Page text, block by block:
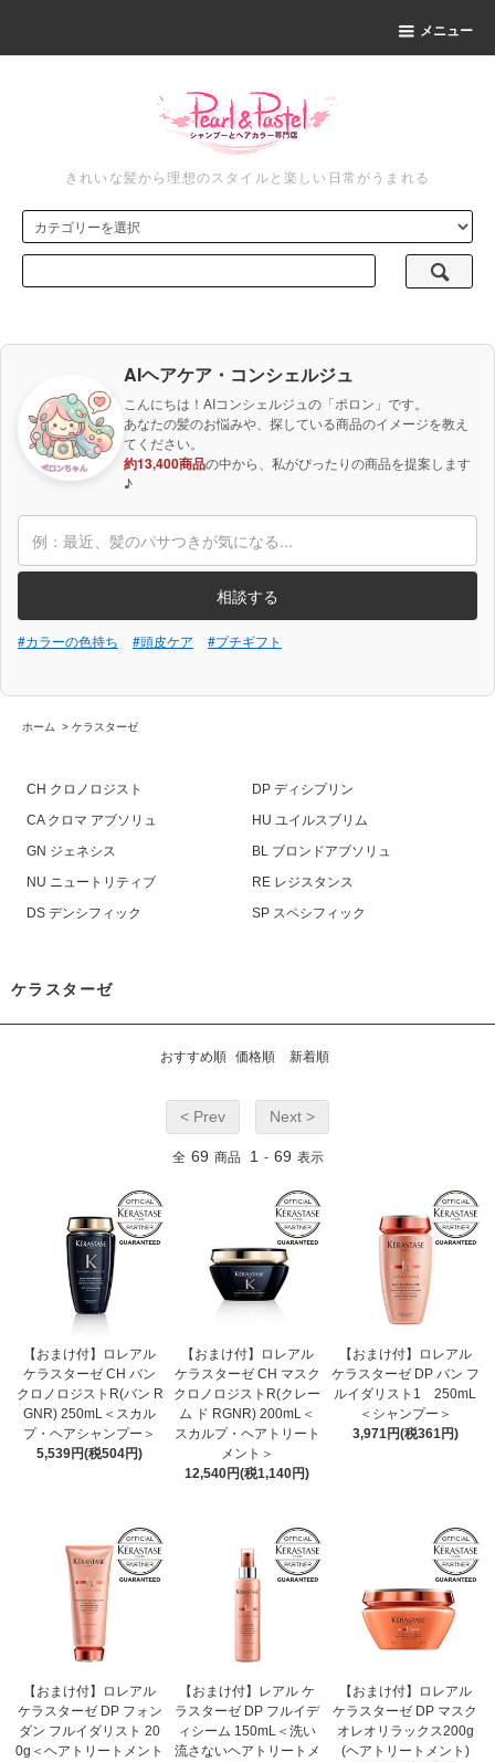
メニュー
きれいな髪から理想のスタイルと楽しい日常がうまれる
AIヘアケア・コンシェルジュ
こんにちは！AIコンシェルジュの「ポロン」です。
あなたの髪のお悩みや、探している商品のイメージを教え
てください。
約13,400商品の中から、私がぴったりの商品を提案します
♪
相談する
#カラーの色持ち #頭皮ケア #プチギフト
ホーム > ケラスターゼ
CH クロノロジスト
DP ディシプリン
CA クロマ アブソリュ
HU ユイルスブリム
GN ジェネシス
BL ブロンドアブソリュ
NU ニュートリティブ
RE レジスタンス
DS デンシフィック
SP スペシフィック
ケラスターゼ
おすすめ順 価格順 新着順
< Prev Next >
全 69 商品 1 - 69 表示
【おまけ付】ロレアル
ケラスターゼ CH バン
クロノロジストR(バン R
GNR) 250mL＜スカル
プ・ヘアシャンプー＞
5,539円(税504円)
【おまけ付】ロレアル
ケラスターゼ CH マスク
クロノロジストR(クレー
ム ド RGNR) 200mL＜
スカルプ・ヘアトリート
メント＞
12,540円(税1,140円)
【おまけ付】ロレアル
ケラスターゼ DP バン フ
ルイダリスト1 250mL
＜シャンプー＞
3,971円(税361円)
【おまけ付】ロレアル
ケラスターゼ DP フォン
ダン フルイダリスト 20
0g＜ヘアトリートメント
【おまけ付】レアル ケ
ラスターゼ DP フルイデ
ィシーム 150mL＜洗い
流さないヘアトリートメ
【おまけ付】ロレアル
ケラスターゼ DP マスク
オレオリラックス200g
(ヘアトリートメント)